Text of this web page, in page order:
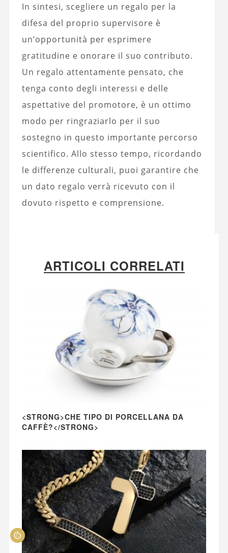
In sintesi, scegliere un regalo per la
difesa del proprio supervisore è
un’opportunità per esprimere
gratitudine e onorare il suo contributo.
Un regalo attentamente pensato, che
tenga conto degli interessi e delle
aspettative del promotore, è un ottimo
modo per ringraziarlo per il suo
sostegno in questo importante percorso
scientifico. Allo stesso tempo, ricordando
le differenze culturali, puoi garantire che
un dato regalo verrà ricevuto con il
dovuto rispetto e comprensione.
ARTICOLI CORRELATI
<STRONG>CHE TIPO DI PORCELLANA DA
CAFFÈ?</STRONG>